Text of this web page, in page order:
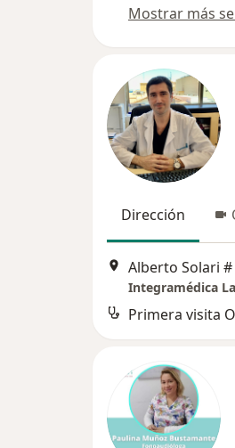
Mostrar más
Dirección
Alberto Solari #
Integramédica